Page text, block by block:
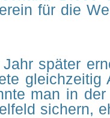
für die
später
gleichzeitig
man in
sichern,